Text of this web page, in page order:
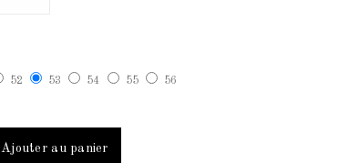
52 53 54 55 56
Ajouter au panier